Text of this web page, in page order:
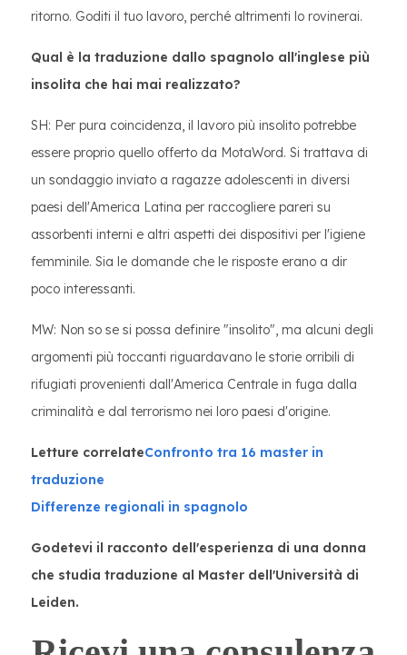
ritorno. Goditi il ​​tuo lavoro, perché altrimenti lo rovinerai.
Qual è la traduzione dallo spagnolo all'inglese più
insolita che hai mai realizzato?
SH: Per pura coincidenza, il lavoro più insolito potrebbe
essere proprio quello offerto da MotaWord. Si trattava di
un sondaggio inviato a ragazze adolescenti in diversi
paesi dell'America Latina per raccogliere pareri su
assorbenti interni e altri aspetti dei dispositivi per l'igiene
femminile. Sia le domande che le risposte erano a dir
poco interessanti.
MW: Non so se si possa definire "insolito", ma alcuni degli
argomenti più toccanti riguardavano le storie orribili di
rifugiati provenienti dall'America Centrale in fuga dalla
criminalità e dal terrorismo nei loro paesi d'origine.
Letture correlateConfronto tra 16 master in
traduzione
Differenze regionali in spagnolo
Godetevi il racconto dell'esperienza di una donna
che studia traduzione al Master dell'Università di
Leiden.